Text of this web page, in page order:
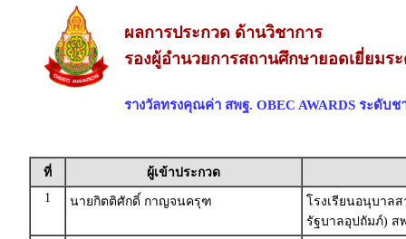
ผลการประกวด ด้านวิชาการ
รองผู้อำนวยการสถานศึกษายอดเยี่ยมร
รางวัลทรงคุณค่า สพฐ. OBEC AWARDS ระดับช
ที่
ผู้เข้าประกวด
1
นายกิตติศักดิ์ กาญจนครุฑ
โรงเรียนอนุบาล
รัฐบาลอุปถัมภ์) ส